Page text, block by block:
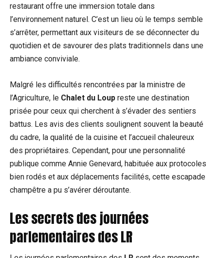
restaurant offre une immersion totale dans
l’environnement naturel. C’est un lieu où le temps semble
s’arrêter, permettant aux visiteurs de se déconnecter du
quotidien et de savourer des plats traditionnels dans une
ambiance conviviale.
Malgré les difficultés rencontrées par la ministre de
l’Agriculture, le Chalet du Loup reste une destination
prisée pour ceux qui cherchent à s’évader des sentiers
battus. Les avis des clients soulignent souvent la beauté
du cadre, la qualité de la cuisine et l’accueil chaleureux
des propriétaires. Cependant, pour une personnalité
publique comme Annie Genevard, habituée aux protocoles
bien rodés et aux déplacements facilités, cette escapade
champêtre a pu s’avérer déroutante.
Les secrets des journées
parlementaires des LR